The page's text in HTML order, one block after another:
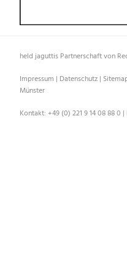
held jaguttis Partnerschaft von
Impressum | Datenschutz |
Münster
Kontakt: +49 (0) 221 9 14 08 88 0 |